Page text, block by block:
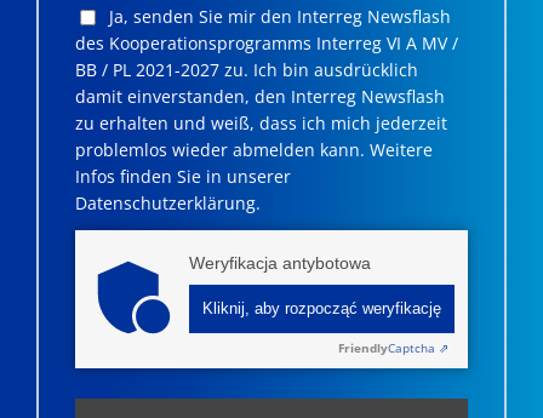
Ja, senden Sie mir den Interreg Newsflash
des Kooperationsprogramms Interreg VI A MV /
BB / PL 2021-2027 zu. Ich bin ausdrücklich
damit einverstanden, den Interreg Newsflash
zu erhalten und weiß, dass ich mich jederzeit
problemlos wieder abmelden kann. Weitere
Infos finden Sie in unserer
Datenschutzerklärung.
Weryfikacja antybotowa
Kliknij, aby rozpocząć weryfikację
FriendlyCaptcha ⇗